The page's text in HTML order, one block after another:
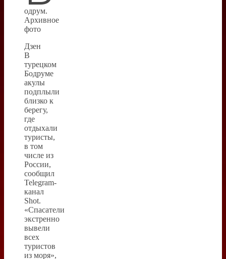
одрум.
Архивное
фото
Дзен
В
турецком
Бодруме
акулы
подплыли
близко к
берегу,
где
отдыхали
туристы,
в том
числе из
России,
сообщил
Telegram-
канал
Shot.
«Спасатели
экстренно
вывели
всех
туристов
из моря»,